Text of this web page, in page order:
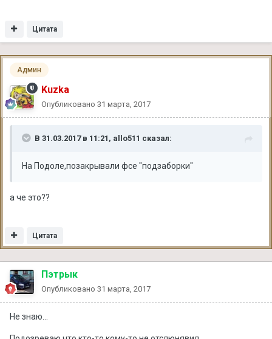
Цитата
Админ
Kuzka
Опубликовано 31 марта, 2017
В 31.03.2017 в 11:21, allo511 сказал:
На Подоле,позакрывали фсе "подзаборки"
а че это??
Цитата
Пэтрык
Опубликовано 31 марта, 2017
Не знаю...